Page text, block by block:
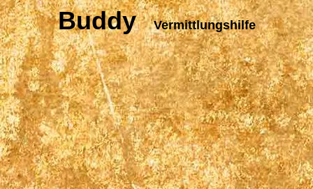
Buddy Vermittlungshilfe